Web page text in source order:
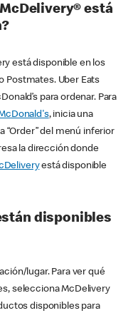
está
está disponible en los
Postmates. Uber Eats
para ordenar. Para
, inicia una
“Order” del menú inferior
la dirección donde
está disponible
disponibles
lugar. Para ver qué
selecciona McDelivery
disponibles para